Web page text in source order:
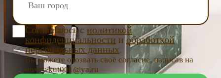
Соглашаюсь с политикой
конфиденциальности и обработкой
персональных данных.
Вы можете отозвать своё согласие, написав на
почту kut001@ya.ru